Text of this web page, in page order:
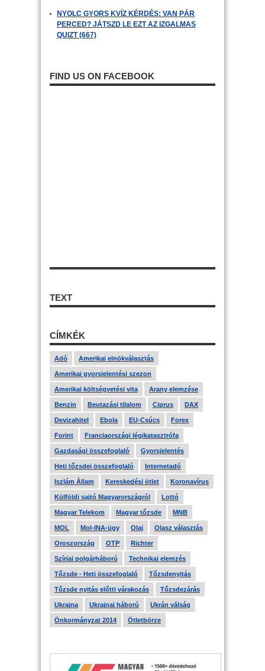
NYOLC GYORS KVÍZ KÉRDÉS: VAN PÁR
PERCED? JÁTSZD LE EZT AZ IZGALMAS
QUIZT (667)
FIND US ON FACEBOOK
TEXT
CÍMKÉK
Adó Amerikai elnökválasztás
Amerikai gyorsjelentési szezon
Amerikai költségvetési vita Arany elemzése
Benzin Beutazási tilalom Ciprus DAX
Devizahitel Ebola EU-Csúcs Forex
Forint Franciaországi légikatasztrófa
Gazdasági összefoglaló Gyorsjelentés
Heti tőzsdei összefoglaló Internetadó
Iszlám Állam Kereskedési ötlet Koronavírus
Külföldi sajtó Magyarországról Lottó
Magyar Telekom Magyar tőzsde MNB
MOL Mol-INA-ügy Olaj Olasz választás
Oroszország OTP Richter
Szíriai polgárháború Technikai elemzés
Tőzsde - Heti összefoglaló Tőzsdenyitás
Tőzsde nyitás előtti várakozás Tőzsdezárás
Ukrajna Ukrajnai háború Ukrán válság
Önkormányzat 2014 Ötletbörze